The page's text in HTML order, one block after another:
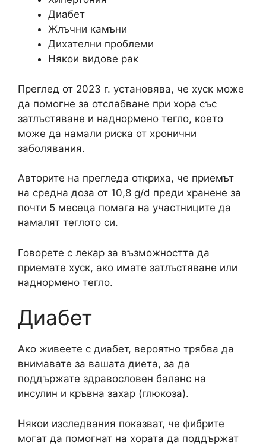
Диабет
Жлъчни камъни
Дихателни проблеми
Някои видове рак
Преглед от 2023 г. установява, че хуск може
да помогне за отслабване при хора със
затлъстяване и наднормено тегло, което
може да намали риска от хронични
заболявания.
Авторите на прегледа откриха, че приемът
на средна доза от 10,8 g/d преди хранене за
почти 5 месеца помага на участниците да
намалят теглото си.
Говорете с лекар за възможността да
приемате хуск, ако имате затлъстяване или
наднормено тегло.
Диабет
Ако живеете с диабет, вероятно трябва да
внимавате за вашата диета, за да
поддържате здравословен баланс на
инсулин и кръвна захар (глюкоза).
Някои изследвания показват, че фибрите
могат да помогнат на хората да поддържат